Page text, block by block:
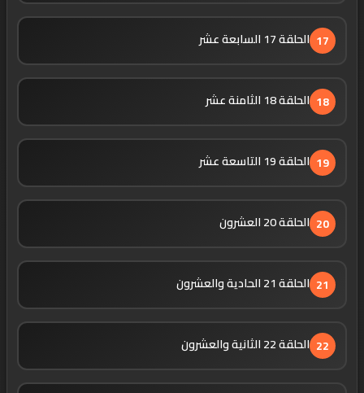
17 الحلقة 17 السابعة عشر
18 الحلقة 18 الثامنة عشر
19 الحلقة 19 التاسعة عشر
20 الحلقة 20 العشرون
21 الحلقة 21 الحادية والعشرون
22 الحلقة 22 الثانية والعشرون